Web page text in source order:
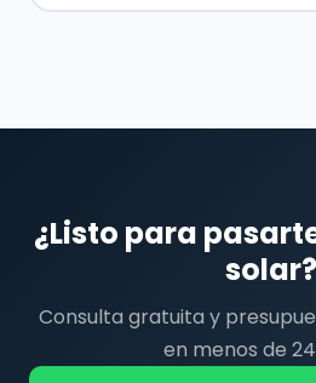
¿Listo para
solar?
Consulta gratuita y
en menos de